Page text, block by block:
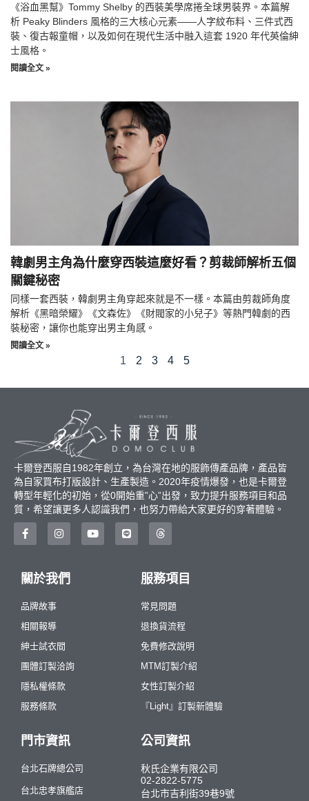
《浴血黑幫》Tommy Shelby 的西裝美學席捲全球男裝界。本篇解
析 Peaky Blinders 風格的三大核心元素——人字紋布料、三件式西
裝、復古報童帽，以及如何在現代生活中融入這套 1920 年代英倫紳
士風格。
閱讀全文 »
韓劇男主角為什麼穿西裝這麼好看？剪裁師解析五個
關鍵秘密
同樣一套西裝，韓劇男主角穿起來就是不一樣。本篇由剪裁師角度
解析《黑暗榮耀》《文森佐》《財閥家的小兒子》等熱門韓劇的西
裝秘密，讓你也能穿出男主角感。
閱讀全文 »
1 2 3 4 5
卡爾登西服自1982年創立，為台灣在地的服飾傳產品牌，產品皆
為自家買布打版設計、生產製造。2020年疫情爆發，也是卡爾登
轉型年輕化的初始，從0開始重”心”出發，致力提升服務項目和品
質，希望讓更多人認識我們，也努力帶給大家更好的穿著體驗。
關於我們
品牌故事
相關報導
紳士試衣間
團體訂製洽詢
隱私權條款
服務條款
服務項目
常見問題
退換貨流程
免費修改說明
MTM訂製介紹
女性訂製介紹
『Light』訂製新體驗
門市資訊
台北石牌總公司
台北忠孝旗艦店
公司資訊
秋氏企業有限公司
02-2822-5775
台北市吉利街39巷9號